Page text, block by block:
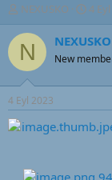
K
o
n
u
u
B
a
ş
t
NEXUSKO
B
a
ş
a
ı
ç
4
N NEXUSKO
New
4 Eyl 2023